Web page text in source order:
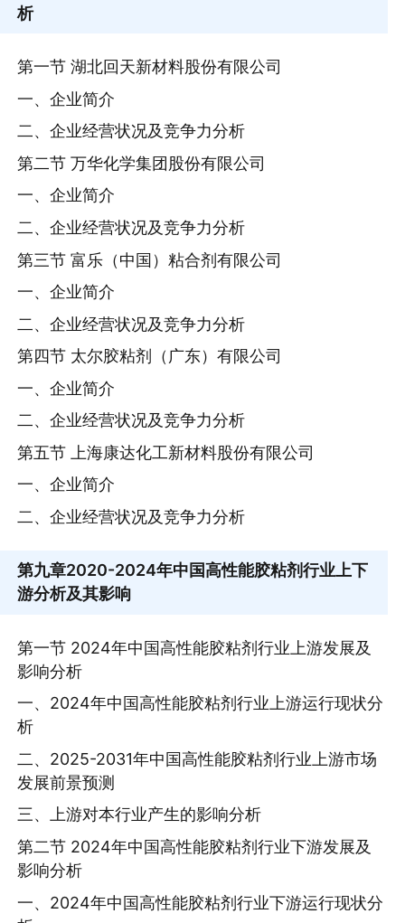
析
第一节 湖北回天新材料股份有限公司
一、企业简介
二、企业经营状况及竞争力分析
第二节 万华化学集团股份有限公司
一、企业简介
二、企业经营状况及竞争力分析
第三节 富乐（中国）粘合剂有限公司
一、企业简介
二、企业经营状况及竞争力分析
第四节 太尔胶粘剂（广东）有限公司
一、企业简介
二、企业经营状况及竞争力分析
第五节 上海康达化工新材料股份有限公司
一、企业简介
二、企业经营状况及竞争力分析
第九章2020-2024年中国高性能胶粘剂行业上下
游分析及其影响
第一节 2024年中国高性能胶粘剂行业上游发展及
影响分析
一、2024年中国高性能胶粘剂行业上游运行现状分
析
二、2025-2031年中国高性能胶粘剂行业上游市场
发展前景预测
三、上游对本行业产生的影响分析
第二节 2024年中国高性能胶粘剂行业下游发展及
影响分析
一、2024年中国高性能胶粘剂行业下游运行现状分